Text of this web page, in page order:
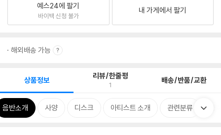
예스24에 팔기
바이백 신청 불가
내 가게에서 팔기
해외배송 가능
상품정보 리뷰/한줄평
1 배송/반품/교환
음반소개 사양 디스크 아티스트 소개 관련분류